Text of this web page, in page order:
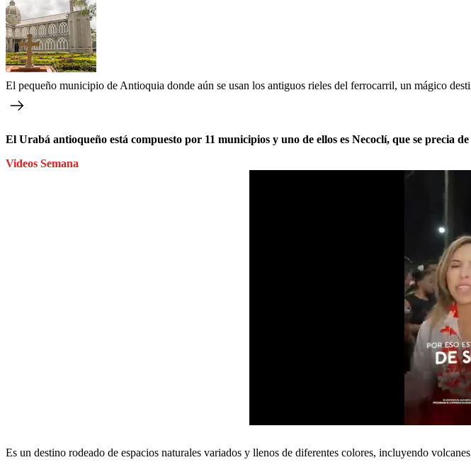
El pequeño municipio de Antioquia donde aún se usan los antiguos rieles del ferrocarril, un mágico
El Urabá antioqueño está compuesto por 11 municipios y uno de ellos es Necoclí, que se precia
Videos Semana
Es un destino rodeado de espacios naturales variados y llenos de diferentes colores, incluyendo